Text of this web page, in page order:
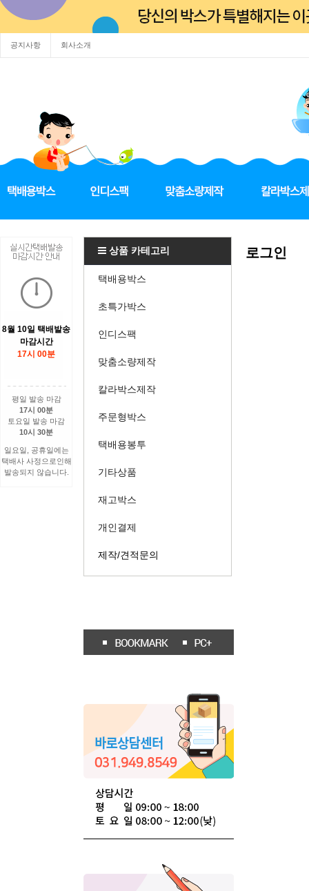
공지사항 회사소개
8월 10일 택배발송
마감시간
17시 00분
평일 발송 마감
17시 00분
토요일 발송 마감
10시 30분
일요일, 공휴일에는
택배사 사정으로인해
발송되지 않습니다.
상품 카테고리
택배용박스
초특가박스
인디스팩
맞춤소량제작
칼라박스제작
주문형박스
택배용봉투
기타상품
재고박스
개인결제
제작/견적문의
로그인